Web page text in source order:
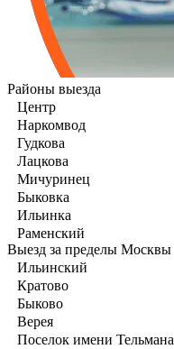
Районы выезда
Центр
Наркомвод
Гудкова
Лацкова
Мичуринец
Быковка
Ильинка
Раменский
Выезд за пределы Москвы
Ильинский
Кратово
Быково
Верея
Поселок имени Тельмана